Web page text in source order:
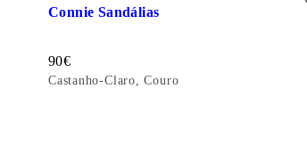
Connie Sandálias
Preço:
90€
Castanho-Claro, Couro